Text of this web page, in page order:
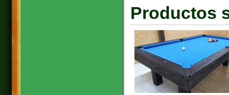
Productos